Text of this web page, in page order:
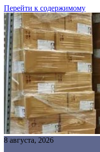
Перейти к содержимому
8 августа, 2026